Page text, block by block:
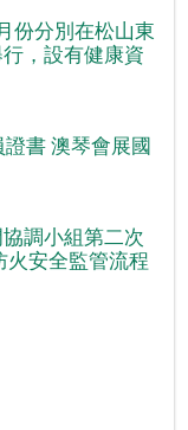
份分別在松山東
，設有健康資
書 澳琴會展國
調小組第二次
火安全監管流程